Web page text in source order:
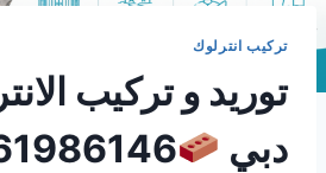
تركيب انترلوك
توريد و تركيب
دبي